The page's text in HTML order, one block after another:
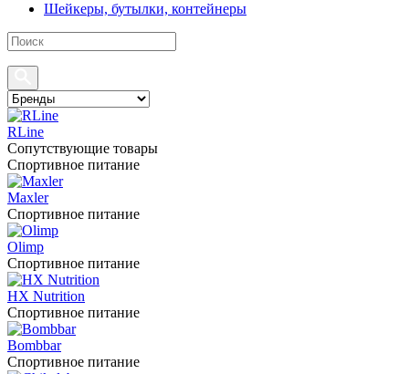
Шейкеры, бутылки, контейнеры
RLine
Сопутствующие товары
Спортивное питание
Maxler
Спортивное питание
Olimp
Спортивное питание
HX Nutrition
Спортивное питание
Bombbar
Спортивное питание